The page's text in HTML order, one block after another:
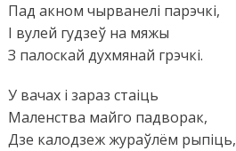
Пад акном чырванелі парэчкі,
І вулей гудзеў на мяжы
З палоскай духмянай грэчкі.
У вачах і зараз стаіць
Маленства майго падворак,
Дзе калодзеж жураўлём рыпіць,